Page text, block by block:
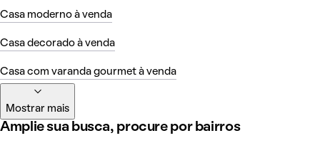
Casa moderno à venda
Casa decorado à venda
Casa com varanda gourmet à venda
Mostrar mais
Amplie sua busca, procure por bairros